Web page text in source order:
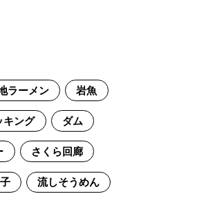
ラーメン 岩魚
キング ダム
さくら回廊
流しそうめん